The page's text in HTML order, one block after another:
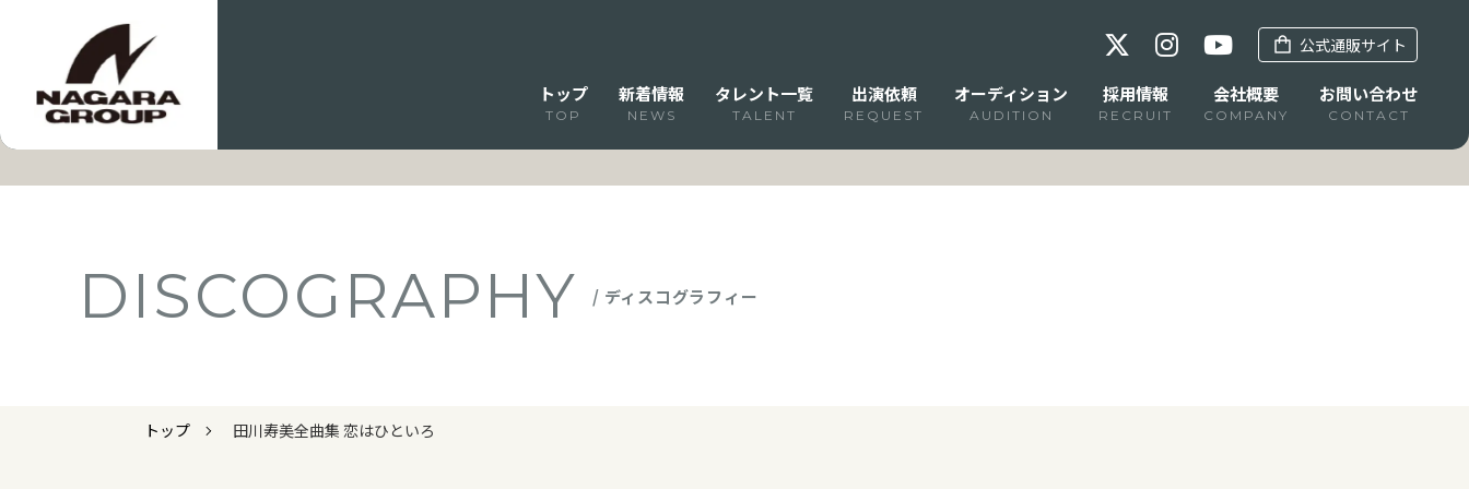
公式通販サイト
トップ
TOP
新着情報
NEWS
タレント一覧
TALENT
出演依頼
REQUEST
オーディション
AUDITION
採用情報
RECRUIT
会社概要
COMPANY
お問い合わせ
CONTACT
DISCOGRAPHY / ディスコグラフィー
トップ 田川寿美全曲集 恋はひといろ